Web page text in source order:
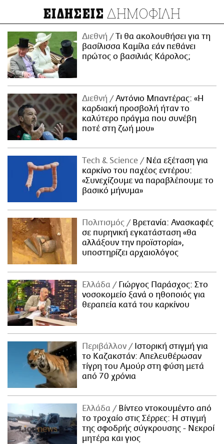
ΕΙΔΗΣΕΙΣ ΔΗΜΟΦΙΛΗ
Διεθνή
Τι θα ακολουθήσει για τη
βασίλισσα Καμίλα εάν πεθάνει
πρώτος ο βασιλιάς Κάρολος;
Διεθνή
Αντόνιο Μπαντέρας: «Η
καρδιακή προσβολή ήταν το
καλύτερο πράγμα που συνέβη
ποτέ στη ζωή μου»
Τech & Science
Νέα εξέταση για
καρκίνο του παχέος εντέρου:
«Συνεχίζουμε να παραβλέπουμε το
βασικό μήνυμα»
Πολιτισμός
Βρετανία: Ανασκαφές
σε πυρηνική εγκατάσταση «θα
αλλάξουν την προϊστορία»,
υποστηρίζει αρχαιολόγος
Ελλάδα
Γιώργος Παράσχος: Στο
νοσοκομείο ξανά ο ηθοποιός για
θεραπεία κατά του καρκίνου
Περιβάλλον
Ιστορική στιγμή για
το Καζακστάν: Απελευθέρωσαν
τίγρη του Αμούρ στη φύση μετά
από 70 χρόνια
Ελλάδα
Βίντεο ντοκουμέντο από
το τροχαίο στις Σέρρες: Η στιγμή
της σφοδρής σύγκρουσης - Νεκροί
μητέρα και γιος